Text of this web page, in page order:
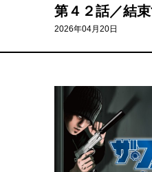
第４２話／結
2026年04月20日